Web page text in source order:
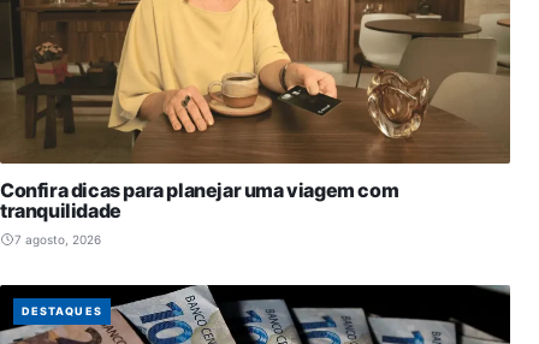
Confira dicas para planejar uma viagem com
tranquilidade
7 agosto, 2026
DESTAQUES